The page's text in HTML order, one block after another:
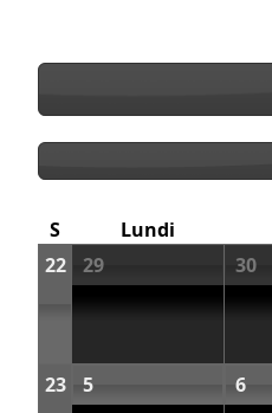
S
Lundi
22
29 30
23 5 6